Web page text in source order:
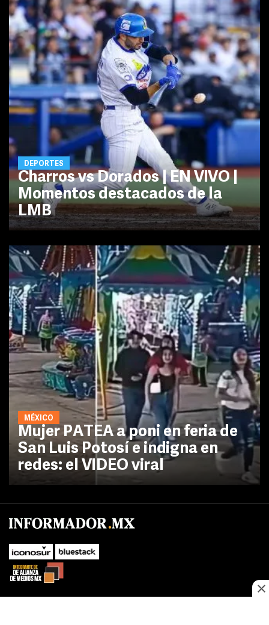
DEPORTES
Charros vs Dorados | EN VIVO |
Momentos destacados de la
LMB
MÉXICO
Mujer PATEA a poni en feria de
San Luis Potosí e indigna en
redes: el VIDEO viral